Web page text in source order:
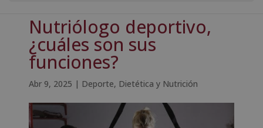
Nutriólogo deportivo,
¿cuáles son sus
funciones?
Abr 9, 2025 | Deporte, Dietética y Nutrición